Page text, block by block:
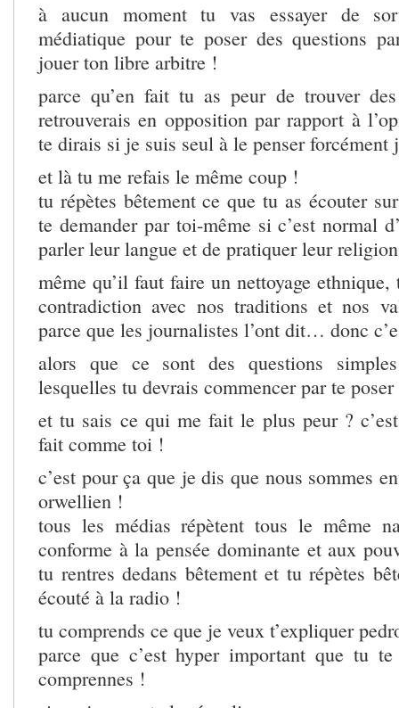
à aucun moment tu vas essayer de
médiatique pour te poser des questions
jouer ton libre arbitre !
parce qu’en fait tu as peur de trouver
retrouverais en opposition par rapport à
te dirais si je suis seul à le penser forcément
et là tu me refais le même coup !
tu répètes bêtement ce que tu as écouter
te demander par toi-même si c’est normal
parler leur langue et de pratiquer leur
même qu’il faut faire un nettoyage
contradiction avec nos traditions et nos
parce que les journalistes l’ont dit… donc
alors que ce sont des questions
lesquelles tu devrais commencer par te
et tu sais ce qui me fait le plus peur ?
fait comme toi !
c’est pour ça que je dis que nous sommes
orwellien !
tous les médias répètent tous le même
conforme à la pensée dominante et aux
tu rentres dedans bêtement et tu répètes
écouté à la radio !
tu comprends ce que je veux t’expliquer
parce que c’est hyper important que tu
comprennes !